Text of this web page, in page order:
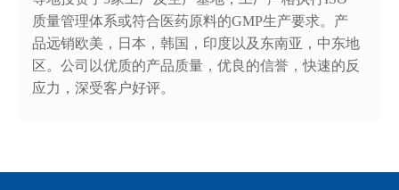
质量管理体系或符合医药原料的GMP生产要求。产
品远销欧美，日本，韩国，印度以及东南亚，中东地
区。公司以优质的产品质量，优良的信誉，快速的反
应力，深受客户好评。